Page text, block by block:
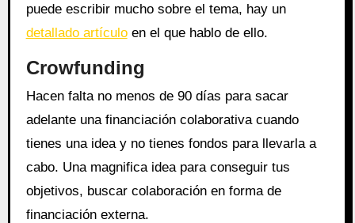
puede escribir mucho sobre el tema, hay un
detallado artículoen el que hablo de ello.
Crowfunding
Hacen falta no menos de 90 días para sacar
adelante una financiación colaborativa cuando
tienes una idea y no tienes fondos para llevarla a
cabo. Una magnifica idea para conseguir tus
objetivos, buscar colaboración en forma de
financiación externa.